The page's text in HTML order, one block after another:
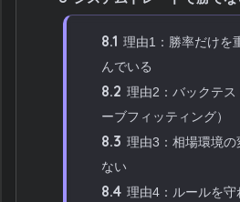
8.1 理由1：勝率だけを
んでいる
8.2 理由2：バックテ
ーブフィッティング）
8.3 理由3：相場環境
ない
8.4 理由4：ルールを守